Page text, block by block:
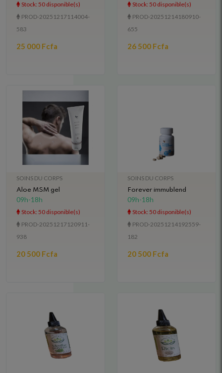
Stock: 50 disponible(s)
PROD-20251217114004-
583
25 000 Fcfa
Stock: 50 disponible(s)
PROD-20251214180910-
655
26 500 Fcfa
SOINS DU CORPS
Aloe MSM gel
09h-18h
Stock: 50 disponible(s)
PROD-20251217120911-
938
20 500 Fcfa
SOINS DU CORPS
Forever immublend
09h-18h
Stock: 50 disponible(s)
PROD-20251214192559-
182
20 500 Fcfa